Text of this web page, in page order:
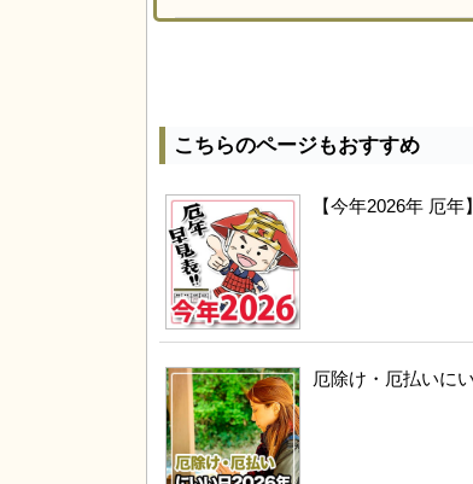
こちらのページもおすすめ
【今年2026年 厄
厄除け・厄払いに